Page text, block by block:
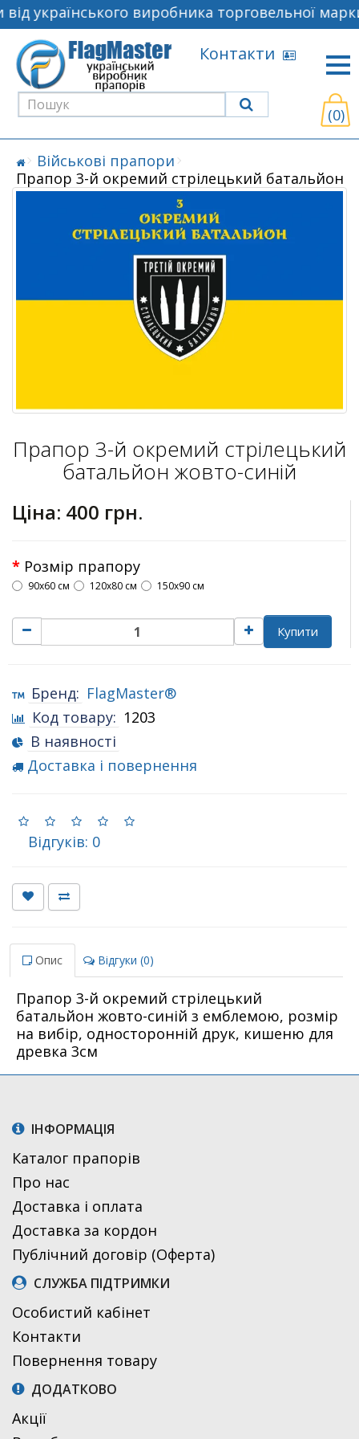
українського виробника торговельної
Контакти
(0)
Військові прапори
Прапор 3-й окремий стрілецький батальйон
Прапор 3-й окремий стрілецький
батальйон жовто-синій
Ціна: 400 грн.
Розмір прапору
90х60 см 120х80 см 150х90 см
Купити
Бренд: FlagMaster®
Код товару: 1203
В наявності
Доставка і повернення
Відгуків: 0
Опис Відгуки (0)
Прапор 3-й окремий стрілецький
батальйон жовто-синій з емблемою, розмір
на вибір, односторонній друк, кишеню для
древка 3см
ІНФОРМАЦІЯ
Каталог прапорів
Про нас
Доставка і оплата
Доставка за кордон
Публічний договір (Оферта)
СЛУЖБА ПІДТРИМКИ
Особистий кабінет
Контакти
Повернення товару
ДОДАТКОВО
Акції